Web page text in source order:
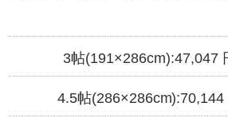
3帖(191×286cm):47,047
4.5帖(286×286cm):70,144